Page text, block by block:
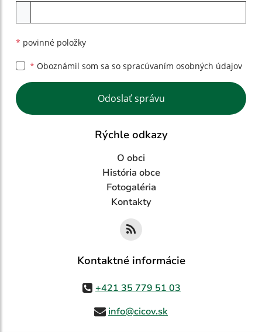
* povinné položky
* Oboznámil som sa so spracúvaním osobných údajov
Google reCaptcha Response
Odoslať správu
Rýchle odkazy
O obci
História obce
Fotogaléria
Kontakty
Kontaktné informácie
+421 35 779 51 03
info@cicov.sk